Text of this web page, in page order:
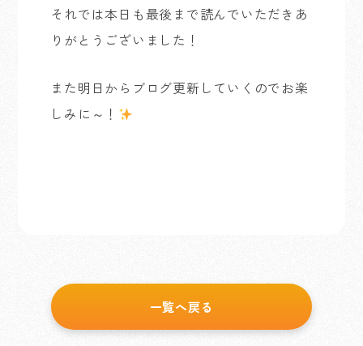
それでは本日も最後まで読んでいただきあ
りがとうございました！
また明日からブログ更新していくのでお楽
しみに～！
一覧へ戻る